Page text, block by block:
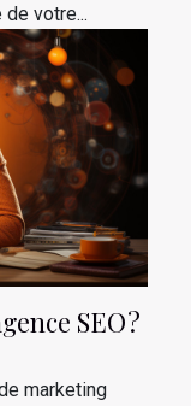
votre...
SEO ?
marketing